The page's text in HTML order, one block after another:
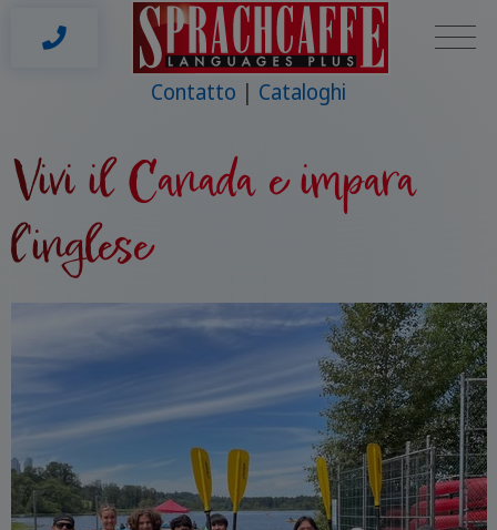
Contatto Cataloghi
Vivi il Canada e impara
l'inglese